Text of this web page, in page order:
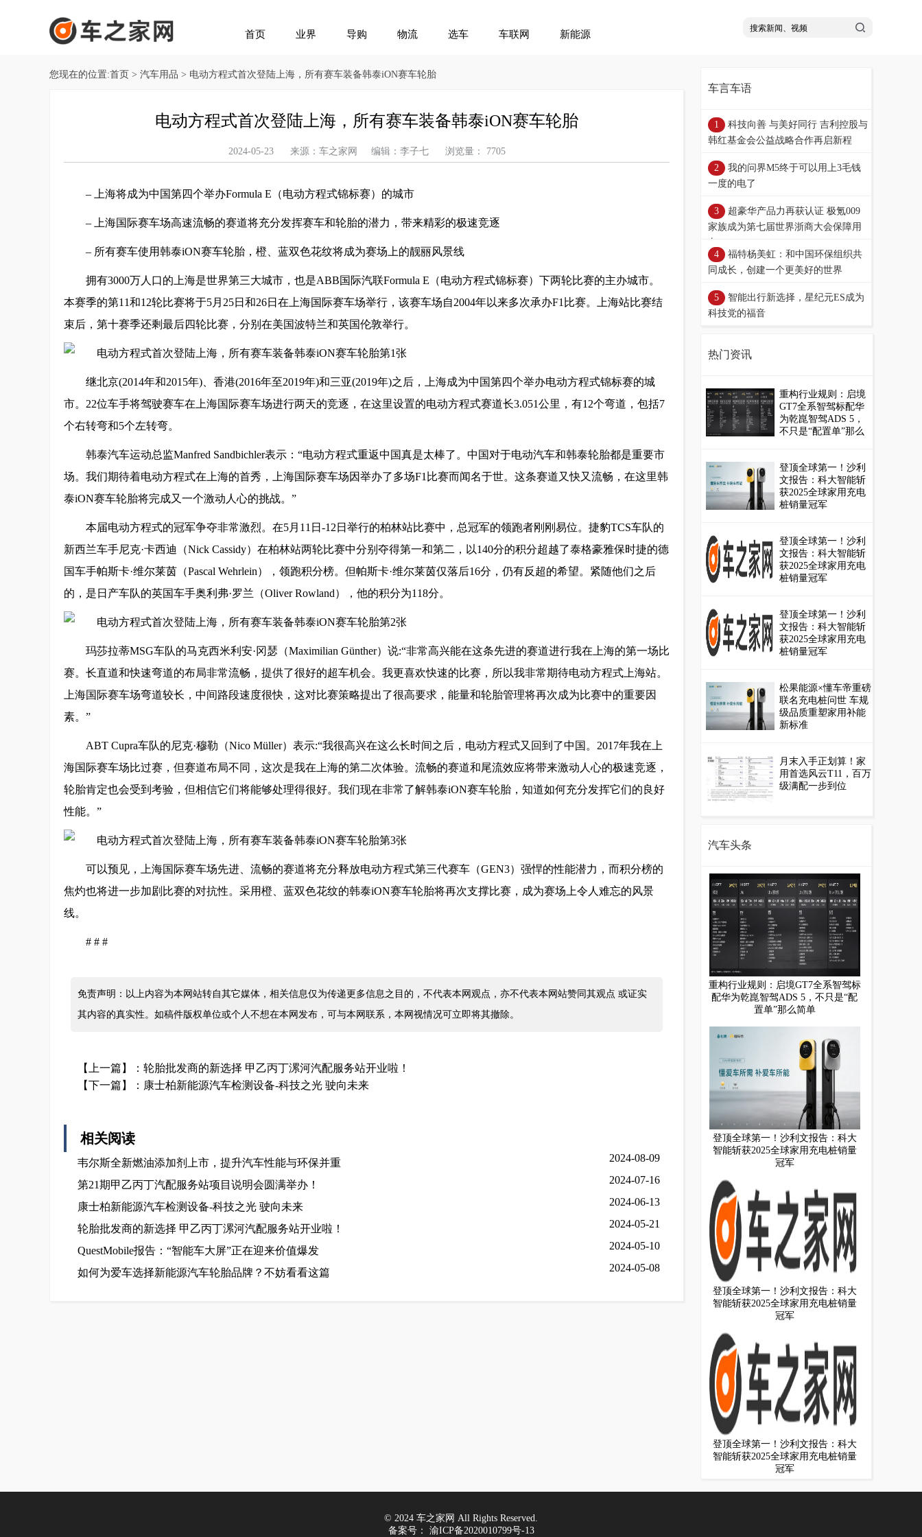
首页 业界 导购 物流 选车 车联网 新能源
您现在的位置:首页 > 汽车用品 > 电动方程式首次登陆上海，所有赛车装备韩泰iON赛车轮胎
电动方程式首次登陆上海，所有赛车装备韩泰iON赛车轮胎
2024-05-23 来源：车之家网 编辑：李子七 浏览量： 7705
– 上海将成为中国第四个举办Formula E（电动方程式锦标赛）的城市
– 上海国际赛车场高速流畅的赛道将充分发挥赛车和轮胎的潜力，带来精彩的极速竞逐
– 所有赛车使用韩泰iON赛车轮胎，橙、蓝双色花纹将成为赛场上的靓丽风景线
拥有3000万人口的上海是世界第三大城市，也是ABB国际汽联Formula E（电动方程式锦标赛）下两轮比赛的主办城市。
本赛季的第11和12轮比赛将于5月25日和26日在上海国际赛车场举行，该赛车场自2004年以来多次承办F1比赛。上海站比赛结
束后，第十赛季还剩最后四轮比赛，分别在美国波特兰和英国伦敦举行。
继北京(2014年和2015年)、香港(2016年至2019年)和三亚(2019年)之后，上海成为中国第四个举办电动方程式锦标赛的城
市。22位车手将驾驶赛车在上海国际赛车场进行两天的竞逐，在这里设置的电动方程式赛道长3.051公里，有12个弯道，包括7
个右转弯和5个左转弯。
韩泰汽车运动总监Manfred Sandbichler表示：“电动方程式重返中国真是太棒了。中国对于电动汽车和韩泰轮胎都是重要市
场。我们期待着电动方程式在上海的首秀，上海国际赛车场因举办了多场F1比赛而闻名于世。这条赛道又快又流畅，在这里韩
泰iON赛车轮胎将完成又一个激动人心的挑战。”
本届电动方程式的冠军争夺非常激烈。在5月11日-12日举行的柏林站比赛中，总冠军的领跑者刚刚易位。捷豹TCS车队的
新西兰车手尼克·卡西迪（Nick Cassidy）在柏林站两轮比赛中分别夺得第一和第二，以140分的积分超越了泰格豪雅保时捷的德
国车手帕斯卡·维尔莱茵（Pascal Wehrlein），领跑积分榜。但帕斯卡·维尔莱茵仅落后16分，仍有反超的希望。紧随他们之后
的，是日产车队的英国车手奥利弗·罗兰（Oliver Rowland），他的积分为118分。
玛莎拉蒂MSG车队的马克西米利安·冈瑟（Maximilian Günther）说:“非常高兴能在这条先进的赛道进行我在上海的第一场比
赛。长直道和快速弯道的布局非常流畅，提供了很好的超车机会。我更喜欢快速的比赛，所以我非常期待电动方程式上海站。
上海国际赛车场弯道较长，中间路段速度很快，这对比赛策略提出了很高要求，能量和轮胎管理将再次成为比赛中的重要因
素。”
ABT Cupra车队的尼克·穆勒（Nico Müller）表示:“我很高兴在这么长时间之后，电动方程式又回到了中国。2017年我在上
海国际赛车场比过赛，但赛道布局不同，这次是我在上海的第二次体验。流畅的赛道和尾流效应将带来激动人心的极速竞逐，
轮胎肯定也会受到考验，但相信它们将能够处理得很好。我们现在非常了解韩泰iON赛车轮胎，知道如何充分发挥它们的良好
性能。”
可以预见，上海国际赛车场先进、流畅的赛道将充分释放电动方程式第三代赛车（GEN3）强悍的性能潜力，而积分榜的
焦灼也将进一步加剧比赛的对抗性。采用橙、蓝双色花纹的韩泰iON赛车轮胎将再次支撑比赛，成为赛场上令人难忘的风景
线。
# # #
免责声明：以上内容为本网站转自其它媒体，相关信息仅为传递更多信息之目的，不代表本网观点，亦不代表本网站赞同其观点 或证实
其内容的真实性。如稿件版权单位或个人不想在本网发布，可与本网联系，本网视情况可立即将其撤除。
【上一篇】： 轮胎批发商的新选择 甲乙丙丁漯河汽配服务站开业啦！
【下一篇】： 康士柏新能源汽车检测设备-科技之光 驶向未来
相关阅读
韦尔斯全新燃油添加剂上市，提升汽车性能与环保并重 2024-08-09
第21期甲乙丙丁汽配服务站项目说明会圆满举办！ 2024-07-16
康士柏新能源汽车检测设备-科技之光 驶向未来 2024-06-13
轮胎批发商的新选择 甲乙丙丁漯河汽配服务站开业啦！ 2024-05-21
​QuestMobile报告：“智能车大屏”正在迎来价值爆发 2024-05-10
如何为爱车选择新能源汽车轮胎品牌？不妨看看这篇 2024-05-08
车言车语
科技向善 与美好同行 吉利控股与
韩红基金会公益战略合作再启新程
我的问界M5终于可以用上3毛钱
一度的电了
超豪华产品力再获认证 极氪009
家族成为第七届世界浙商大会保障用
福特杨美虹：和中国环保组织共
同成长，创建一个更美好的世界
智能出行新选择，星纪元ES成为
科技党的福音
热门资讯
重构行业规则：启境
GT7全系智驾标配华
为乾崑智驾ADS 5，
不只是“配置单”那么
登顶全球第一！沙利
文报告：科大智能斩
获2025全球家用充电
桩销量冠军
登顶全球第一！沙利
文报告：科大智能斩
获2025全球家用充电
桩销量冠军
登顶全球第一！沙利
文报告：科大智能斩
获2025全球家用充电
桩销量冠军
松果能源×懂车帝重磅
联名充电桩问世 车规
级品质重塑家用补能
新标准
月末入手正划算！家
用首选风云T11，百万
级满配一步到位
汽车头条
重构行业规则：启境GT7全系智驾标
配华为乾崑智驾ADS 5，不只是“配
置单”那么简单
登顶全球第一！沙利文报告：科大
智能斩获2025全球家用充电桩销量
冠军
登顶全球第一！沙利文报告：科大
智能斩获2025全球家用充电桩销量
冠军
登顶全球第一！沙利文报告：科大
智能斩获2025全球家用充电桩销量
冠军
© 2024 车之家网 All Rights Reserved.
备案号：
渝ICP备2020010799号-13